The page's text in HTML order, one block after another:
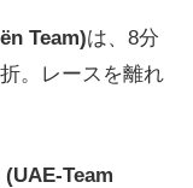
Team)は、8分
。レースを離れ
Team